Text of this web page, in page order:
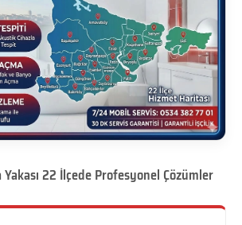
22 İlçede Profesyonel Çözümler